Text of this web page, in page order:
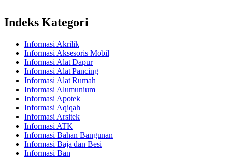
Indeks Kategori
Informasi Akrilik
Informasi Aksesoris Mobil
Informasi Alat Dapur
Informasi Alat Pancing
Informasi Alat Rumah
Informasi Alumunium
Informasi Apotek
Informasi Aqiqah
Informasi Arsitek
Informasi ATK
Informasi Bahan Bangunan
Informasi Baja dan Besi
Informasi Ban